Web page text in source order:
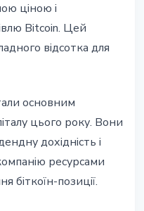
ціною і
Bitcoin. Цей
відсотка для
основним
цього року. Вони
дохідність і
ресурсами
біткоїн-позиції.